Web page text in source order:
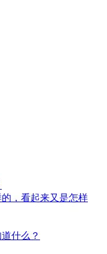
，看起来又是怎样
什么？